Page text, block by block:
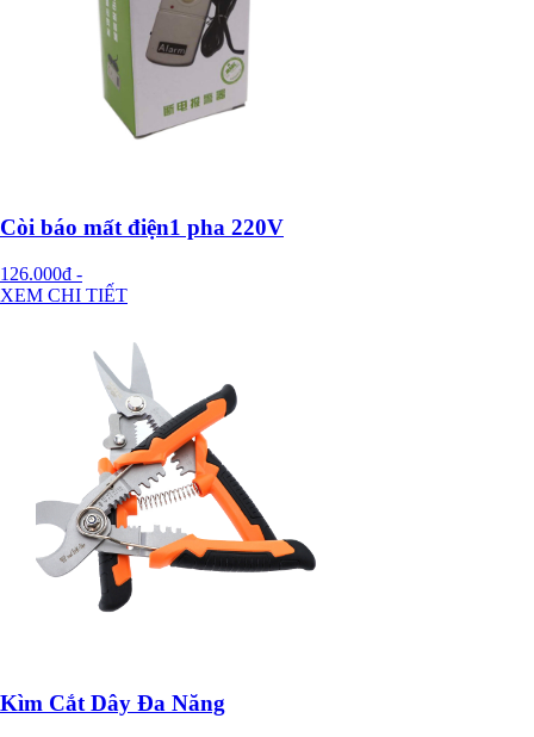
Còi báo mất điện1 pha 220V
126.000đ -
XEM CHI TIẾT
Kìm Cắt Dây Đa Năng